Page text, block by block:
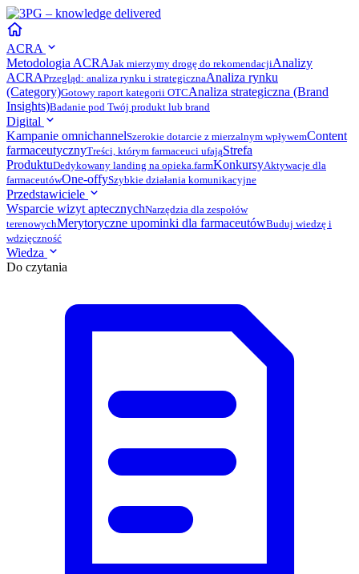
ACRA
Metodologia ACRAJak mierzymy drogę do rekomendacjiAnalizy
ACRAPrzegląd: analiza rynku i strategicznaAnaliza rynku
(Category)Gotowy raport kategorii OTCAnaliza strategiczna (Brand
Insights)Badanie pod Twój produkt lub brand
Digital
Kampanie omnichannelSzerokie dotarcie z mierzalnym wpływemContent
farmaceutycznyTreści, którym farmaceuci ufająStrefa
ProduktuDedykowany landing na opieka.farmKonkursyAktywacje dla
farmaceutówOne-offySzybkie działania komunikacyjne
Przedstawiciele
Wsparcie wizyt aptecznychNarzędzia dla zespołów
terenowychMerytoryczne upominki dla farmaceutówBuduj wiedzę i
wdzięczność
Wiedza
Do czytania